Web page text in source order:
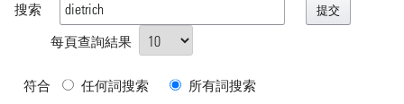
搜索
每頁查詢結果
符合 任何詞搜索 所有詞搜索